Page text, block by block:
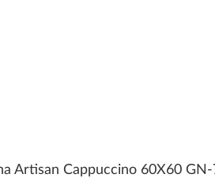
Artisan Cappuccino 60X60 GN-